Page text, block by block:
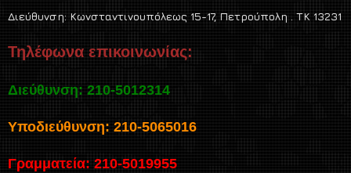
Διεύθυνση: Κωνσταντινουπόλεως 15-17, Πετρούπολη . TK 13231
Τηλέφωνα επικοινωνίας:
Διεύθυνση: 210-5012314
Υποδιεύθυνση: 210-5065016
Γραμματεία: 210-5019955